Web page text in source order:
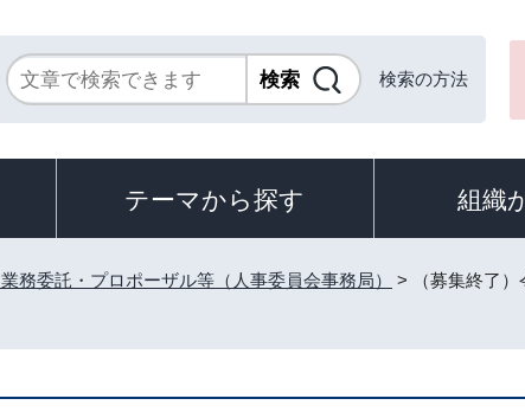
検索の方法
テーマから探す 組織
務委託・プロポーザル等（人事委員会事務局）
> （募集終了）